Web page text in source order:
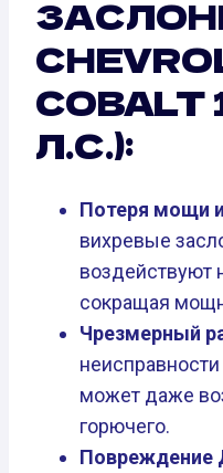
COBALT
Л.С.):
Потеря мощи
вихревые
воздействуют
сокращая
Чрезмерный
может даже
горючего.
Повреждение